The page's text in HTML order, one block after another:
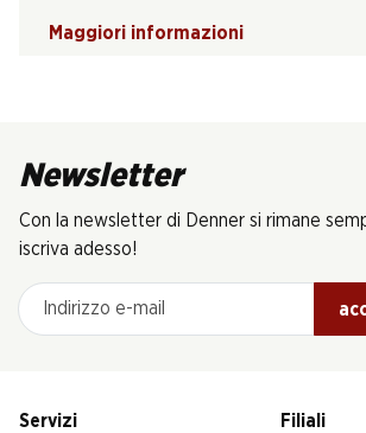
Maggiori informazioni
Newsletter
Con la newsletter di Denner si rimane
iscriva adesso!
Indirizzo e-mail
Servizi
Filiali